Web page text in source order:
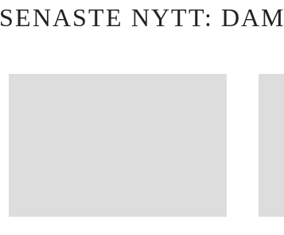
SENASTE NYTT: DAM